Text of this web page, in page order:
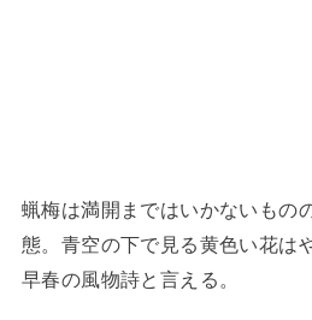
蝋梅は満開まではいかないもの
態。青空の下で見る黄色い花は
早春の風物詩と言える。